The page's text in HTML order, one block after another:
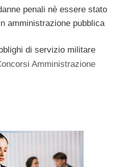
penali nè essere stato
amministrazione pubblica
di servizio militare
Amministrazione